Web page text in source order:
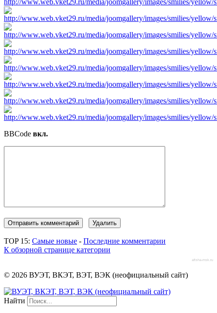
BBCode вкл.
TOP 15: Самые новые - Последние комментарии
К обзорной странице категории
afisha-msk.ru
© 2026 ВУЭТ, ВКЭТ, ВЭТ, ВЭК (неофициальный сайт)
Найти